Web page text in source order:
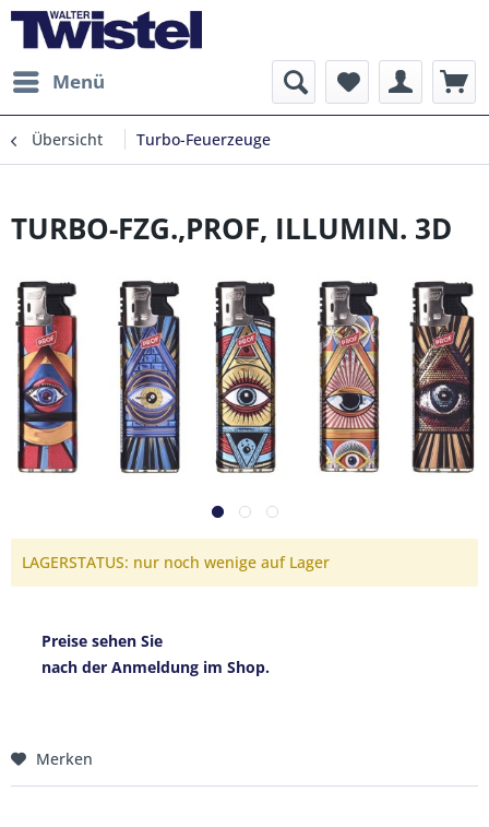
Menü
Übersicht Turbo-Feuerzeuge
TURBO-FZG.,PROF, ILLUMIN. 3D
LAGERSTATUS: nur noch wenige auf Lager
Preise sehen Sie
nach der Anmeldung im Shop.
Merken